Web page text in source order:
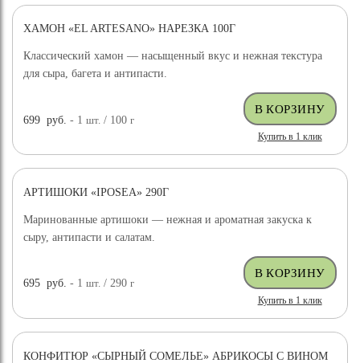
ХАМОН «EL ARTESANO» НАРЕЗКА 100Г
Классический хамон — насыщенный вкус и нежная текстура
для сыра, багета и антипасти.
699 руб. - 1шт. / 100г
Купить в 1 клик
АРТИШОКИ «IPOSEA» 290Г
Маринованные артишоки — нежная и ароматная закуска к
сыру, антипасти и салатам.
695 руб. - 1шт. / 290г
Купить в 1 клик
КОНФИТЮР «СЫРНЫЙ СОМЕЛЬЕ» АБРИКОСЫ С ВИНОМ